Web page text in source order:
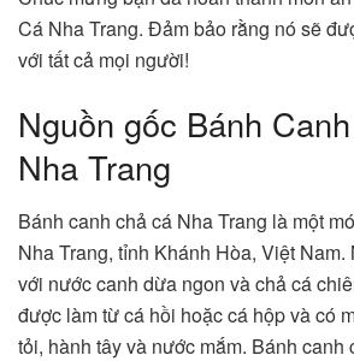
Cá Nha Trang. Đảm bảo rằng nó sẽ
với tất cả mọi người!
Nguồn gốc Bánh
Nha Trang
Bánh canh chả cá Nha Trang là một
Nha Trang, tỉnh Khánh Hòa, Việt
với nước canh dừa ngon và chả cá
được làm từ cá hồi hoặc cá hộp và có
tỏi, hành tây và nước mắm. Bánh canh